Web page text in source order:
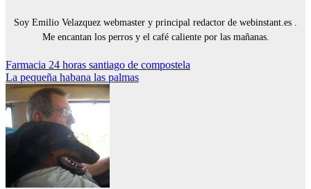
Soy Emilio Velazquez webmaster y principal redactor de webinstant.es .
Me encantan los perros y el café caliente por las mañanas.
Navegación
de
entradas
Farmacia 24 horas santiago de compostela
La pequeña habana las palmas